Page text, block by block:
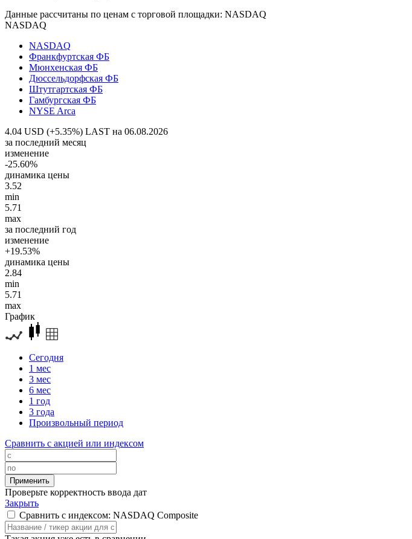
Данные рассчитаны по ценам с торговой площадки: NASDAQ
NASDAQ
NASDAQ
Франкфуртская ФБ
Мюнхенская ФБ
Дюссельдорфская ФБ
Штутгартская ФБ
Гамбургская ФБ
NYSE Arca
4.04 USD (+5.35%) LAST на 06.08.2026
за последний месяц
изменение
-25.60%
динамика цены
3.52
min
5.71
max
за последний год
изменение
+19.53%
динамика цены
2.84
min
5.71
max
График
Сегодня
1 мес
3 мес
6 мес
1 год
3 года
Произвольный период
Сравнить с акцией или индексом
Проверьте корректность ввода дат
Закрыть
Сравнить с индексом: NASDAQ Composite